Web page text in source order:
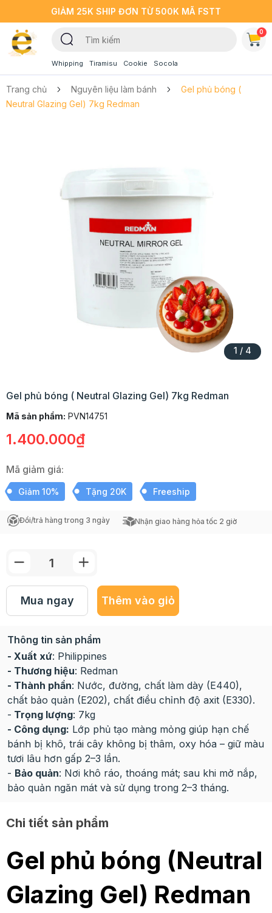
GIẢM 25K SHIP ĐƠN TỪ 500K MÃ FSTT
Whipping Tiramisu Cookie Socola
0
Trang chủ Nguyên liệu làm bánh
Gel phủ bóng (
Neutral Glazing Gel) 7kg Redman
1 / 4
Gel phủ bóng ( Neutral Glazing Gel) 7kg Redman
Mã sản phẩm: PVN14751
1.400.000₫
Mã giảm giá:
Giảm 10% Tặng 20K Freeship
Đổi/trả hàng trong 3 ngày Nhận giao hàng hỏa tốc 2 giờ
Mua ngay Thêm vào giỏ
Thông tin sản phẩm
- Xuất xứ: Philippines
- Thương hiệu: Redman
- Thành phần: Nước, đường, chất làm dày (E440),
chất bảo quản (E202), chất điều chỉnh độ axit (E330).
- Trọng lượng: 7kg
- Công dụng: Lớp phủ tạo màng mỏng giúp hạn chế
bánh bị khô, trái cây không bị thâm, oxy hóa – giữ màu
tươi lâu hơn gấp 2–3 lần.
- Bảo quản: Nơi khô ráo, thoáng mát; sau khi mở nắp,
bảo quản ngăn mát và sử dụng trong 2–3 tháng.
Chi tiết sản phẩm
Gel phủ bóng (Neutral
Glazing Gel) Redman